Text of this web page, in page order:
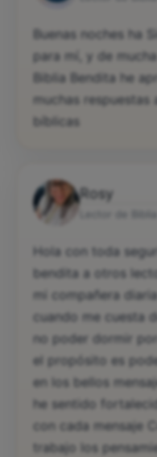
Buenas noches ha
para mí, y de
Biblia Bendita he
muchas respuestas
bíblicas
Rosy
Hola con toda
bendita a otros
mi compañera
cuando me cuesta
no poder dormir
el propósito es
en los bellos
he sentido
con cada mensaje
trabajo los